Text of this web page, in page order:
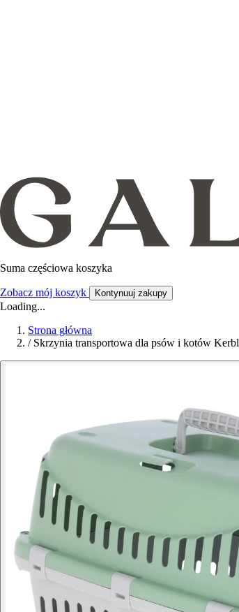
Suma częściowa koszyka
Zobacz mój koszyk Kontynuuj zakupy
Loading...
Strona główna
/ Skrzynia transportowa dla psów i kotów Kerbl